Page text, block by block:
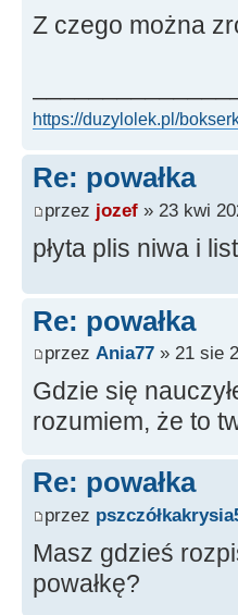
Z czego można
https://duzylolek.pl/
Re: powałka
przez jozef » 23 kwi
płyta plis niwa i
Re: powałka
przez Ania77 » 21 sie
Gdzie się
rozumiem, że to
Re: powałka
przez
Masz gdzieś
powałkę?